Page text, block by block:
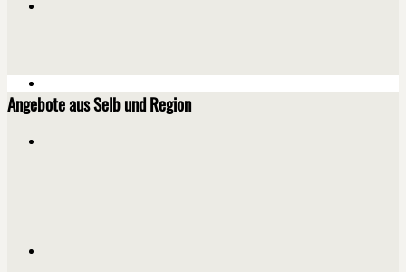
Angebote aus Selb und Region